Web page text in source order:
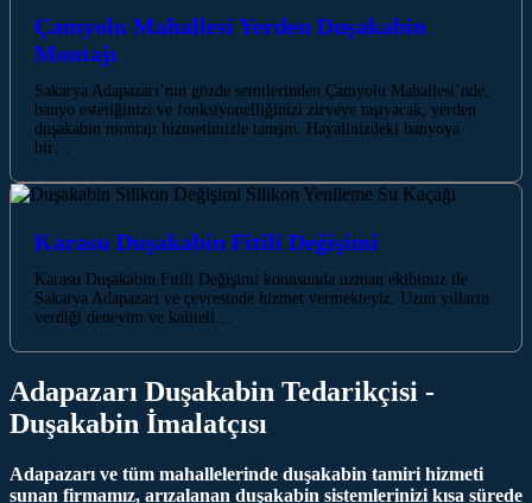
Çamyolu Mahallesi Yerden Duşakabin
Montajı
Sakarya Adapazarı’nın gözde semtlerinden Çamyolu Mahallesi’nde,
banyo estetiğinizi ve fonksiyonelliğinizi zirveye taşıyacak, yerden
duşakabin montajı hizmetimizle tanışın. Hayalinizdeki banyoya
bir…
Karasu Duşakabin Fitili Değişimi
Karasu Duşakabin Fitili Değişimi konusunda uzman ekibimiz ile
Sakarya Adapazarı ve çevresinde hizmet vermekteyiz. Uzun yılların
verdiği deneyim ve kaliteli…
Adapazarı Duşakabin Tedarikçisi -
Duşakabin İmalatçısı
Adapazarı ve tüm mahallelerinde duşakabin tamiri hizmeti
sunan firmamız, arızalanan duşakabin sistemlerinizi kısa sürede